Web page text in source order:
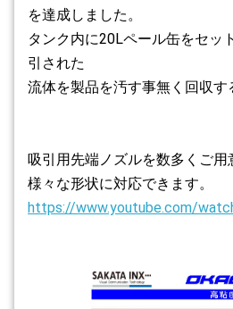
を達成しました。
タンク内に20Lペール缶をセッ
引された
流体を製品を汚す事無く回収す
吸引用先端ノズルを数多くご用
様々な形状に対応できます。
https://www.youtube.com/